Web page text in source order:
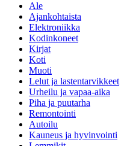
Ale
Ajankohtaista
Elektroniikka
Kodinkoneet
Kirjat
Koti
Muoti
Lelut ja lastentarvikkeet
Urheilu ja vapaa-aika
Piha ja puutarha
Remontointi
Autoilu
Kauneus ja hyvinvointi